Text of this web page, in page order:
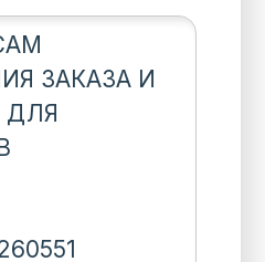
ЗАКАЗА И
ДЛЯ